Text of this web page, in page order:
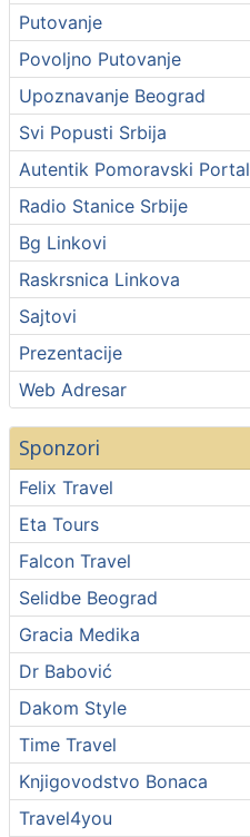
Putovanje
Povoljno Putovanje
Upoznavanje Beograd
Svi Popusti Srbija
Autentik Pomoravski Portal
Radio Stanice Srbije
Bg Linkovi
Raskrsnica Linkova
Sajtovi
Prezentacije
Web Adresar
Sponzori
Felix Travel
Eta Tours
Falcon Travel
Selidbe Beograd
Gracia Medika
Dr Babović
Dakom Style
Time Travel
Knjigovodstvo Bonaca
Travel4you